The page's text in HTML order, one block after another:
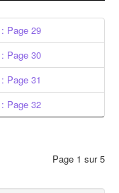
Page 29
Page 30
Page 31
Page 32
Page 1 sur 5